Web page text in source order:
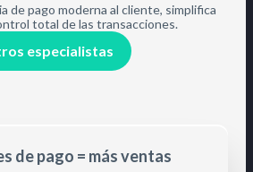
de pago moderna al cliente, simplifica
total de las transacciones.
especialistas
de pago = más ventas